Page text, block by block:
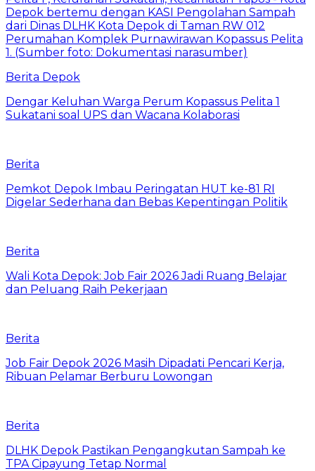
Berita Depok
Dengar Keluhan Warga Perum Kopassus Pelita 1
Sukatani soal UPS dan Wacana Kolaborasi
Berita
Pemkot Depok Imbau Peringatan HUT ke-81 RI
Digelar Sederhana dan Bebas Kepentingan Politik
Berita
Wali Kota Depok: Job Fair 2026 Jadi Ruang Belajar
dan Peluang Raih Pekerjaan
Berita
Job Fair Depok 2026 Masih Dipadati Pencari Kerja,
Ribuan Pelamar Berburu Lowongan
Berita
DLHK Depok Pastikan Pengangkutan Sampah ke
TPA Cipayung Tetap Normal